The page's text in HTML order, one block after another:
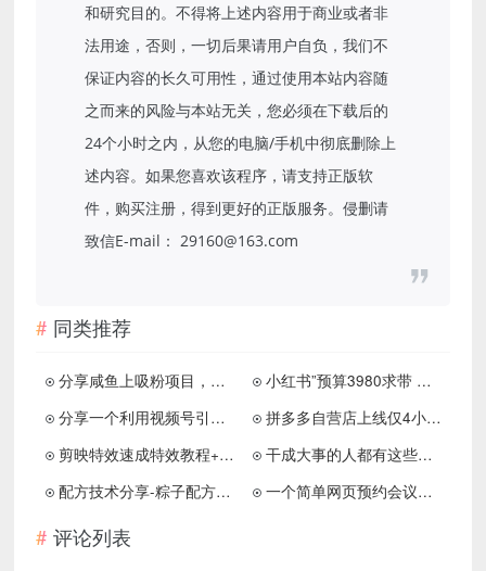
和研究目的。不得将上述内容用于商业或者非
法用途，否则，一切后果请用户自负，我们不
保证内容的长久可用性，通过使用本站内容随
之而来的风险与本站无关，您必须在下载后的
24个小时之内，从您的电脑/手机中彻底删除上
述内容。如果您喜欢该程序，请支持正版软
件，购买注册，得到更好的正版服务。侵删请
致信E-mail： 29160@163.com
同类推荐
分享咸鱼上吸粉项目，这个思路有点意思！
小红书”预算3980求带 图片玩法，单条日引流500+精准创业粉，私信根本回不完
分享一个利用视频号引流的真实案例
拼多多自营店上线仅4小时就关店
剪映特效速成特效教程+素材，永不过时的可学技能！
干成大事的人都有这些特点
配方技术分享-粽子配方多套
一个简单网页预约会议室系统
评论列表